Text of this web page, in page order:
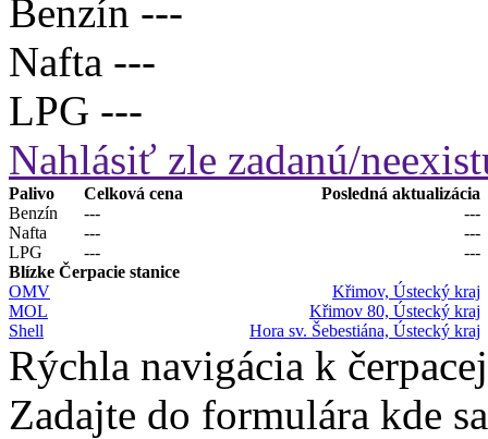
Benzín ---
Nafta ---
LPG ---
Nahlásiť zle zadanú/
Palivo Celková cena
Posledná aktualizácia
Benzín
---
---
Nafta
---
---
LPG
---
---
Blízke Čerpacie stanice
OMV
Křimov, Ústecký kraj
MOL
Křimov 80, Ústecký kraj
Shell
Hora sv. Šebestiána, Ústecký kraj
Rýchla navigácia k
Zadajte do formulára kde